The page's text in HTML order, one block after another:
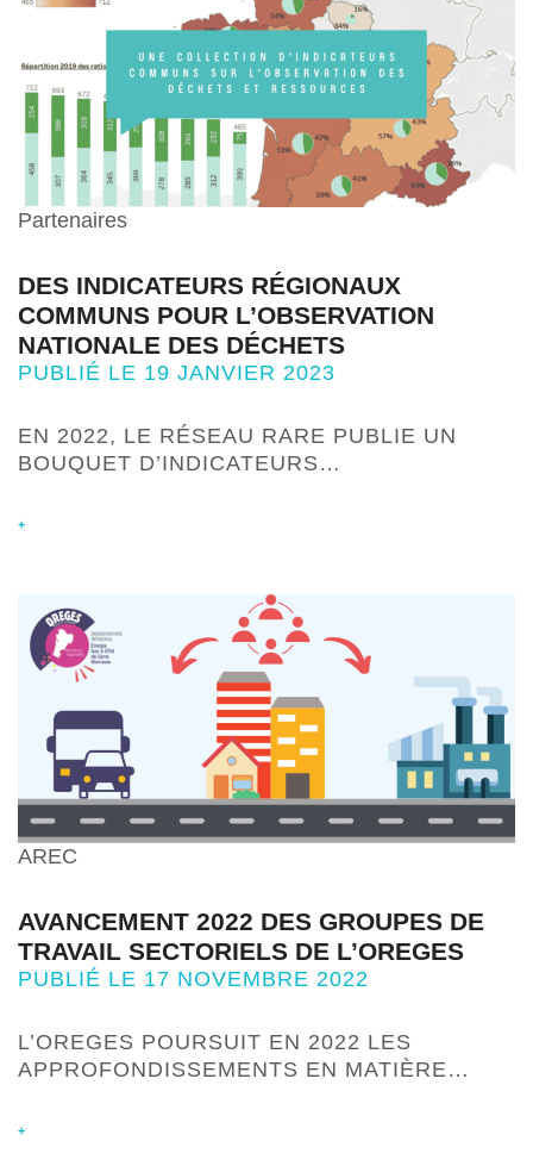
Partenaires
DES INDICATEURS RÉGIONAUX
COMMUNS POUR L’OBSERVATION
NATIONALE DES DÉCHETS
PUBLIÉ LE 19 JANVIER 2023
EN 2022, LE RÉSEAU RARE PUBLIE UN
BOUQUET D’INDICATEURS…
+
AREC
AVANCEMENT 2022 DES GROUPES DE
TRAVAIL SECTORIELS DE L’OREGES
PUBLIÉ LE 17 NOVEMBRE 2022
L’OREGES POURSUIT EN 2022 LES
APPROFONDISSEMENTS EN MATIÈRE…
+